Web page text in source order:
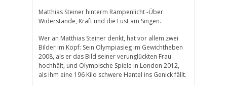
Matthias Steiner hinterm Rampenlicht -Über
Widerstände, Kraft und die Lust am Singen.
Wer an Matthias Steiner denkt, hat vor allem zwei
Bilder im Kopf: Sein Olympiasieg im Gewichtheben
2008, als er das Bild seiner verunglückten Frau
hochhält, und Olympische Spiele in London 2012,
als ihm eine 196 Kilo schwere Hantel ins Genick fällt.